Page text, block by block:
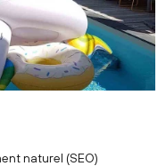
naturel (SEO)